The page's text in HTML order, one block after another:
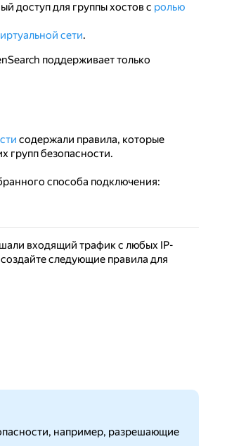
доступ для группы хостов с ролью
сети.
поддерживает только
содержали правила, которые
групп безопасности.
способа подключения:
входящий трафик с любых IP-
следующие правила для
например, разрешающие